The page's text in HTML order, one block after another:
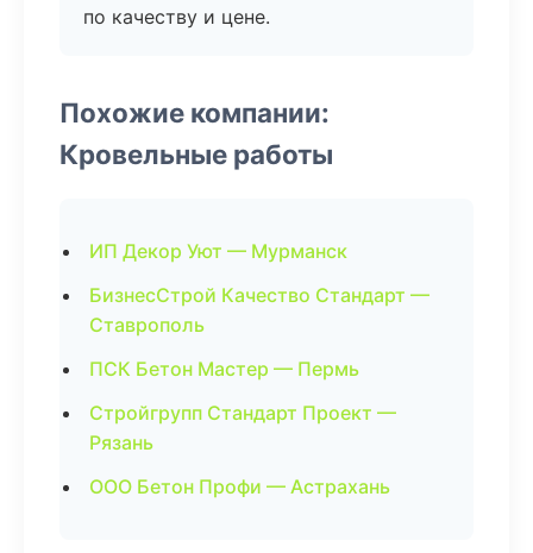
по качеству и цене.
Похожие компании:
Кровельные работы
ИП Декор Уют — Мурманск
БизнесСтрой Качество Стандарт —
Ставрополь
ПСК Бетон Мастер — Пермь
Стройгрупп Стандарт Проект —
Рязань
ООО Бетон Профи — Астрахань